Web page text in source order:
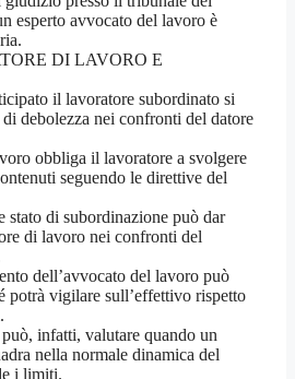
esperto avvocato del lavoro è
DI LAVORO E
il lavoratore subordinato si
debolezza nei confronti del datore
obbliga il lavoratore a svolgere
seguendo le direttive del
stato di subordinazione può dar
di lavoro nei confronti del
dell’avvocato del lavoro può
potrà vigilare sull’effettivo rispetto
infatti, valutare quando un
nella normale dinamica del
i limiti.